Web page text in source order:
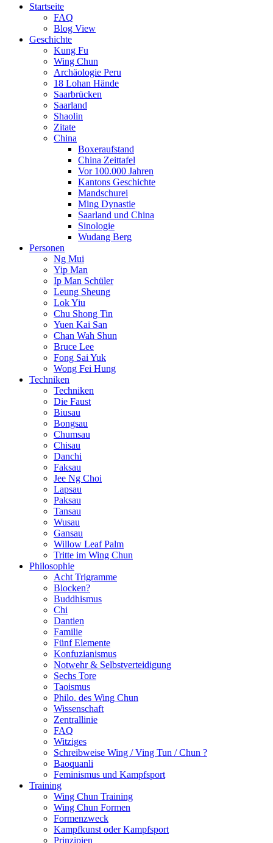
Startseite
FAQ
Blog View
Geschichte
Kung Fu
Wing Chun
Archäologie Peru
18 Lohan Hände
Saarbrücken
Saarland
Shaolin
Zitate
China
Boxeraufstand
China Zeittafel
Vor 100.000 Jahren
Kantons Geschichte
Mandschurei
Ming Dynastie
Saarland und China
Sinologie
Wudang Berg
Personen
Ng Mui
Yip Man
Ip Man Schüler
Leung Sheung
Lok Yiu
Chu Shong Tin
Yuen Kai San
Chan Wah Shun
Bruce Lee
Fong Sai Yuk
Wong Fei Hung
Techniken
Techniken
Die Faust
Biusau
Bongsau
Chumsau
Chisau
Danchi
Faksau
Jee Ng Choi
Lapsau
Paksau
Tansau
Wusau
Gansau
Willow Leaf Palm
Tritte im Wing Chun
Philosophie
Acht Trigramme
Blocken?
Buddhismus
Chi
Dantien
Familie
Fünf Elemente
Konfuzianismus
Notwehr & Selbstverteidigung
Sechs Tore
Taoismus
Philo. des Wing Chun
Wissenschaft
Zentrallinie
FAQ
Witziges
Schreibweise Wing / Ving Tun / Chun ?
Baoquanli
Feminismus und Kampfsport
Training
Wing Chun Training
Wing Chun Formen
Formenzweck
Kampfkunst oder Kampfsport
Prinzipien